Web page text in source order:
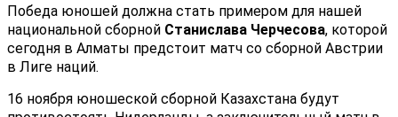
Победа юношей должна стать примером для нашей
национальной сборной Станислава Черчесова, которой
сегодня в Алматы предстоит матч со сборной Австрии
в Лиге наций.
16 ноября юношеской сборной Казахстана будут